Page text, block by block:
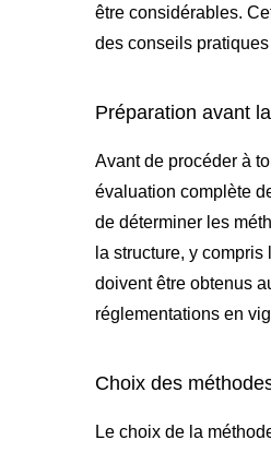
être considérables.
des conseils
Préparation avant
Avant de procéder à
évaluation complète
de déterminer les
la structure, y
doivent être obtenus
réglementations en
Choix des
Le choix de la